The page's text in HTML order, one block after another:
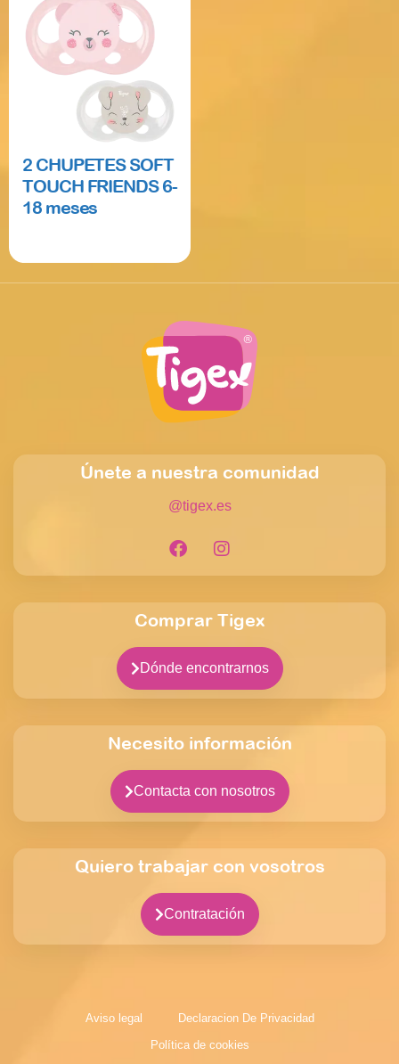
2 CHUPETES SOFT
TOUCH FRIENDS 6-
18 meses
Únete a nuestra comunidad
@tigex.es
Comprar Tigex
Dónde encontrarnos
Necesito información
Contacta con nosotros
Quiero trabajar con vosotros
Contratación
Aviso legal
Declaracion De Privacidad
Política de cookies